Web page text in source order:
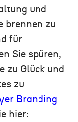
und
brennen zu
für
Sie spüren,
zu Glück und
zu
Branding
hier: